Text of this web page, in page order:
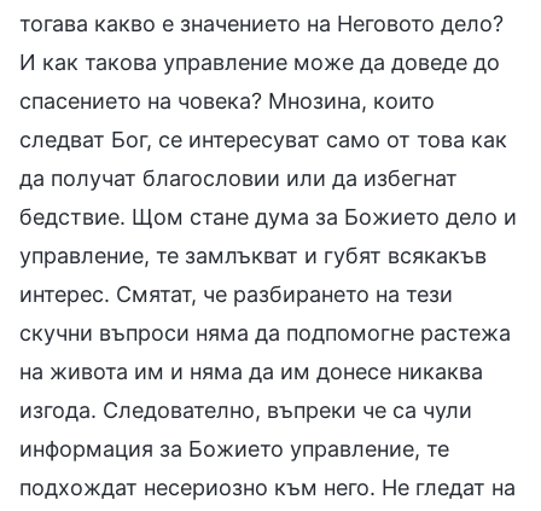
тогава какво е значението на Неговото дело?
И как такова управление може да доведе до
спасението на човека? Мнозина, които
следват Бог, се интересуват само от това как
да получат благословии или да избегнат
бедствие. Щом стане дума за Божието дело и
управление, те замлъкват и губят всякакъв
интерес. Смятат, че разбирането на тези
скучни въпроси няма да подпомогне растежа
на живота им и няма да им донесе никаква
изгода. Следователно, въпреки че са чули
информация за Божието управление, те
подхождат несериозно към него. Не гледат на